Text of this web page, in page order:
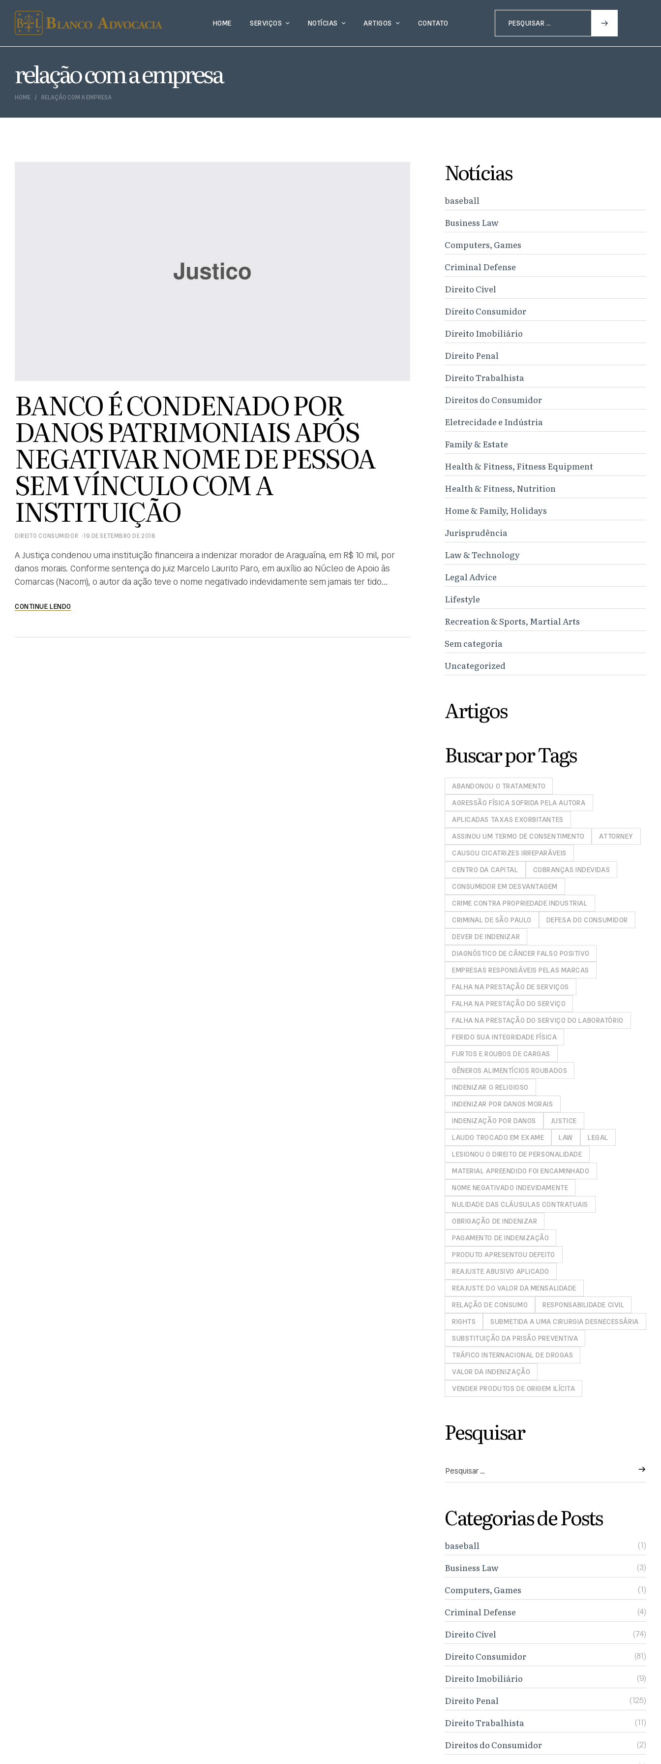
HOME SERVIÇOS NOTÍCIAS ARTIGOS CONTATO
HOME RELAÇÃO COM A EMPRESA
relação com a empresa
BANCO É CONDENADO POR
DANOS PATRIMONIAIS APÓS
NEGATIVAR NOME DE PESSOA
SEM VÍNCULO COM A
INSTITUIÇÃO
DIREITO CONSUMIDOR 19 DE SETEMBRO DE 2018
A Justiça condenou uma instituição financeira a indenizar morador de Araguaína, em R$ 10 mil, por
danos morais. Conforme sentença do juiz Marcelo Laurito Paro, em auxílio ao Núcleo de Apoio às
Comarcas (Nacom), o autor da ação teve o nome negativado indevidamente sem jamais ter tido
CONTINUE LENDO
Notícias
baseball
Business Law
Computers, Games
Criminal Defense
Direito Cível
Direito Consumidor
Direito Imobiliário
Direito Penal
Direito Trabalhista
Direitos do Consumidor
Eletrecidade e Indústria
Family & Estate
Health & Fitness, Fitness Equipment
Health & Fitness, Nutrition
Home & Family, Holidays
Jurisprudência
Law & Technology
Legal Advice
Lifestyle
Recreation & Sports, Martial Arts
Sem categoria
Uncategorized
Artigos
Buscar por Tags
ABANDONOU O TRATAMENTO
AGRESSÃO FÍSICA SOFRIDA PELA AUTORA
APLICADAS TAXAS EXORBITANTES
ASSINOU UM TERMO DE CONSENTIMENTO
ATTORNEY
CAUSOU CICATRIZES IRREPARÁVEIS
CENTRO DA CAPITAL
COBRANÇAS INDEVIDAS
CONSUMIDOR EM DESVANTAGEM
CRIME CONTRA PROPRIEDADE INDUSTRIAL
CRIMINAL DE SÃO PAULO
DEFESA DO CONSUMIDOR
DEVER DE INDENIZAR
DIAGNÓSTICO DE CÂNCER FALSO POSITIVO
EMPRESAS RESPONSÁVEIS PELAS MARCAS
FALHA NA PRESTAÇÃO DE SERVIÇOS
FALHA NA PRESTAÇÃO DO SERVIÇO
FALHA NA PRESTAÇÃO DO SERVIÇO DO LABORATÓRIO
FERIDO SUA INTEGRIDADE FÍSICA
FURTOS E ROUBOS DE CARGAS
GÊNEROS ALIMENTÍCIOS ROUBADOS
INDENIZAR O RELIGIOSO
INDENIZAR POR DANOS MORAIS
INDENIZAÇÃO POR DANOS
JUSTICE
LAUDO TROCADO EM EXAME
LAW
LEGAL
LESIONOU O DIREITO DE PERSONALIDADE
MATERIAL APREENDIDO FOI ENCAMINHADO
NOME NEGATIVADO INDEVIDAMENTE
NULIDADE DAS CLÁUSULAS CONTRATUAIS
OBRIGAÇÃO DE INDENIZAR
PAGAMENTO DE INDENIZAÇÃO
PRODUTO APRESENTOU DEFEITO
REAJUSTE ABUSIVO APLICADO
REAJUSTE DO VALOR DA MENSALIDADE
RELAÇÃO DE CONSUMO
RESPONSABILIDADE CIVIL
RIGHTS
SUBMETIDA A UMA CIRURGIA DESNECESSÁRIA
SUBSTITUIÇÃO DA PRISÃO PREVENTIVA
TRÁFICO INTERNACIONAL DE DROGAS
VALOR DA INDENIZAÇÃO
VENDER PRODUTOS DE ORIGEM ILÍCITA
Pesquisar
Categorias de Posts
baseball (1)
Business Law (3)
Computers, Games (1)
Criminal Defense (4)
Direito Cível (74)
Direito Consumidor (81)
Direito Imobiliário (9)
Direito Penal (125)
Direito Trabalhista (11)
Direitos do Consumidor (2)